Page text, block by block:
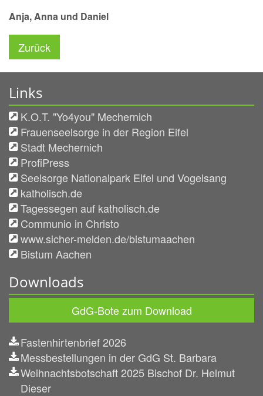
Anja, Anna und Daniel
Zurück
Links
K.O.T. "Yo4you" Mechernich
Frauenseelsorge in der Region Eifel
Stadt Mechernich
ProfiPress
Seelsorge Nationalpark Eifel und Vogelsang
katholisch.de
Tagessegen auf katholisch.de
Communio in Christo
www.sicher-melden.de/bistumaachen
Bistum Aachen
Downloads
GdG-Bote zum Download
Fastenhirtenbrief 2026
Messbestellungen in der GdG St. Barbara
Weihnachtsbotschaft 2025 Bischof Dr. Helmut
Dieser